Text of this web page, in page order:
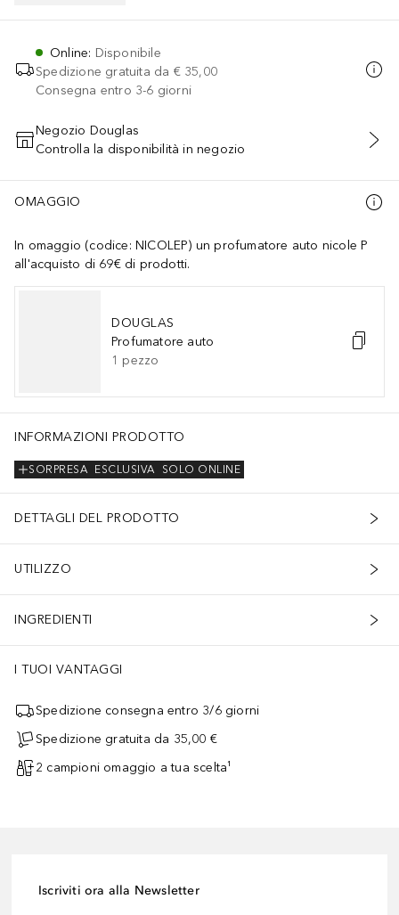
Online: Disponibile
Spedizione gratuita da € 35,00
Consegna entro 3-6 giorni
AGGIUNGI AL CARRELLO
Negozio Douglas
Controlla la disponibilità in negozio
OMAGGIO
In omaggio (codice: NICOLEP) un profumatore auto nicole P
all'acquisto di 69€ di prodotti.
DOUGLAS
Profumatore auto
1 pezzo
INFORMAZIONI PRODOTTO
SOLO ONLINE
ESCLUSIVA
SORPRESA
DETTAGLI DEL PRODOTTO
UTILIZZO
INGREDIENTI
I TUOI VANTAGGI
Spedizione consegna entro 3/6 giorni
Spedizione gratuita da 35,00 €
2 campioni omaggio a tua scelta¹
Iscriviti ora alla Newsletter